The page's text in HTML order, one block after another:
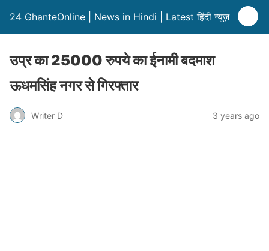
24 GhanteOnline | News in Hindi | Latest हिंदी न्यूज़
उप्र का 25000 रुपये का ईनामी बदमाश
ऊधमसिंह नगर से गिरफ्तार
Writer D 3 years ago